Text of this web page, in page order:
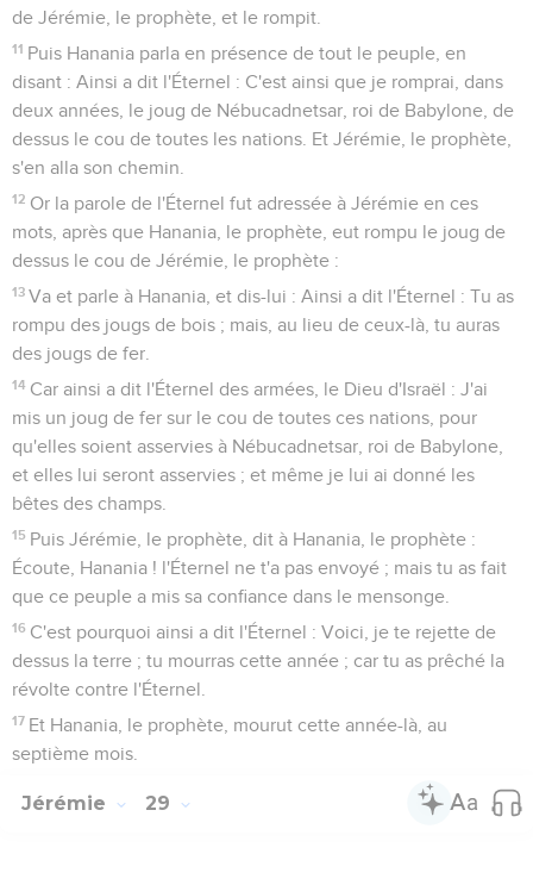
de Jérémie, le prophète, et le rompit.
11 Puis Hanania parla en présence de tout le peuple, en
disant : Ainsi a dit l'Éternel : C'est ainsi que je romprai, dans
deux années, le joug de Nébucadnetsar, roi de Babylone, de
dessus le cou de toutes les nations. Et Jérémie, le prophète,
s'en alla son chemin.
12 Or la parole de l'Éternel fut adressée à Jérémie en ces
mots, après que Hanania, le prophète, eut rompu le joug de
dessus le cou de Jérémie, le prophète :
13 Va et parle à Hanania, et dis-lui : Ainsi a dit l'Éternel : Tu as
rompu des jougs de bois ; mais, au lieu de ceux-là, tu auras
des jougs de fer.
14 Car ainsi a dit l'Éternel des armées, le Dieu d'Israël : J'ai
mis un joug de fer sur le cou de toutes ces nations, pour
qu'elles soient asservies à Nébucadnetsar, roi de Babylone,
et elles lui seront asservies ; et même je lui ai donné les
bêtes des champs.
15 Puis Jérémie, le prophète, dit à Hanania, le prophète :
Écoute, Hanania ! l'Éternel ne t'a pas envoyé ; mais tu as fait
que ce peuple a mis sa confiance dans le mensonge.
16 C'est pourquoi ainsi a dit l'Éternel : Voici, je te rejette de
dessus la terre ; tu mourras cette année ; car tu as prêché la
révolte contre l'Éternel.
17 Et Hanania, le prophète, mourut cette année-là, au
septième mois.
Jérémie 29